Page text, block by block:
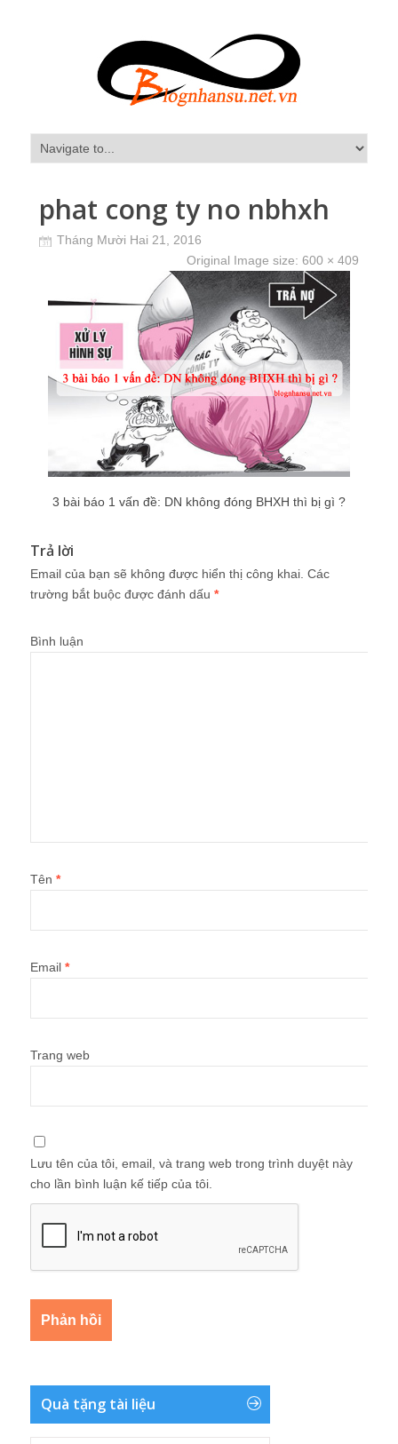
phat cong ty no nbhxh
Tháng Mười Hai 21, 2016
Original Image size: 600 × 409
3 bài báo 1 vấn đề: DN không đóng BHXH thì bị gì ?
Trả lời
Email của bạn sẽ không được hiển thị công khai. Các
trường bắt buộc được đánh dấu *
Bình luận
Tên *
Email *
Trang web
Lưu tên của tôi, email, và trang web trong trình duyệt này
cho lần bình luận kế tiếp của tôi.
Quà tặng tài liệu